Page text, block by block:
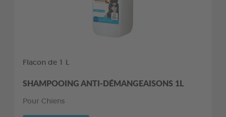
Flacon de 1 L
SHAMPOOING ANTI-DÉMANGEAISONS 1L
Pour Chiens